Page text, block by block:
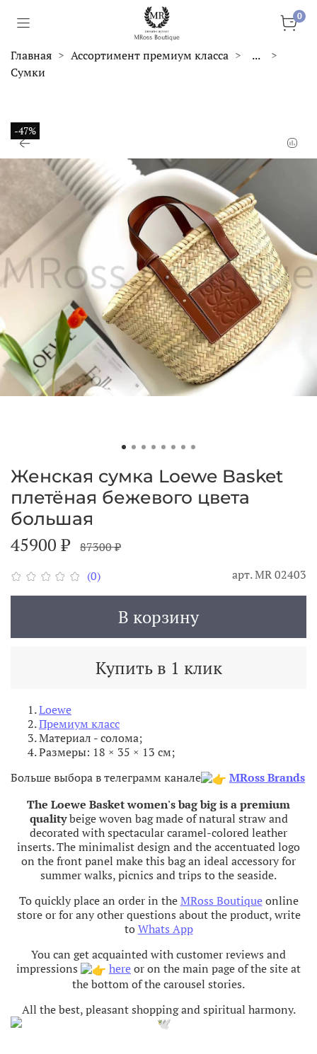
0
Главная Ассортимент премиум класса
...
Сумки
-47%
(0) арт.МR 02403
Женская сумка Loewe Basket
плетёная бежевого цвета
большая
45900 ₽ 87300 ₽
В корзину
Купить в 1 клик
Loewe
Премиум класс
Материал - солома;
Размеры: 18 × 35 × 13 см;
Больше выбора в телеграмм канале
MRoss Brands
The Loewe Basket women's bag big is a premium
qualitybeige woven bag made of natural straw and
decorated with spectacular caramel-colored leather
inserts. The minimalist design and the accentuated logo
on the front panel make this bag an ideal accessory for
summer walks, picnics and trips to the seaside.
To quickly place an order in the MRoss Boutiqueonline
store or for any other questions about the product, write
to Whats App
You can get acquainted with customer reviews and
impressions
hereor on the main page of the site at
the bottom of the carousel stories.
All the best, pleasant shopping and spiritual harmony.